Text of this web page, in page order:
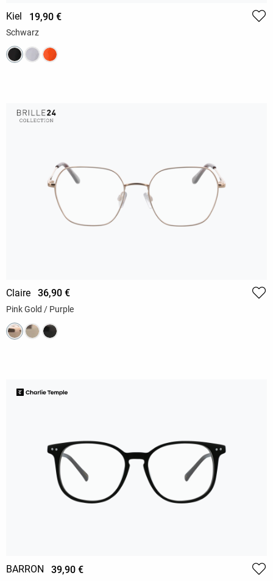
Kiel 19,90 €
Schwarz
Claire 36,90 €
Pink Gold / Purple
BARRON 39,90 €